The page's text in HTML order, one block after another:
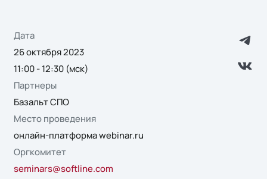
Дата
26 октября 2023
11:00 - 12:30 (мск)
Партнеры
Базальт СПО
Место проведения
онлайн-платформа webinar.ru
Оргкомитет
seminars@softline.com